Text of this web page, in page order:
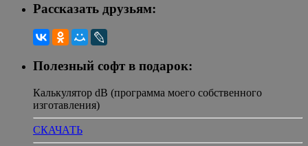
Рассказать друзьям:
Полезный софт в подарок:
Калькулятор dB (программа моего собственного
изготавления)
СКАЧАТЬ